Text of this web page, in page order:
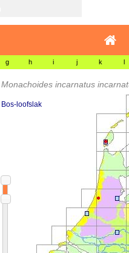
g h i j k l
Monachoides incarnatus
Bos-loofslak